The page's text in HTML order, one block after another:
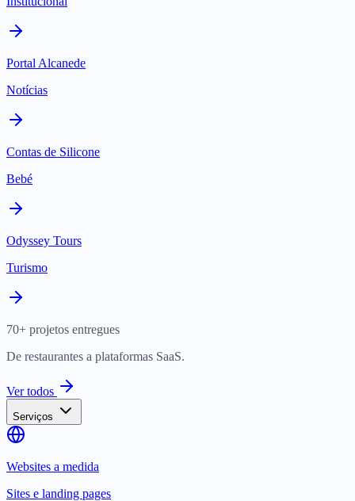
Portal Alcanede
Notícias
Contas de Silicone
Bebé
Odyssey Tours
Turismo
70+ projetos entregues
De restaurantes a plataformas SaaS.
Ver todos
Serviços
Websites a medida
Sites e landing pages